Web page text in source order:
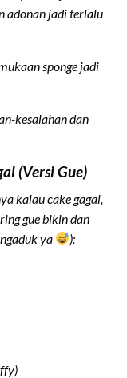
adonan jadi terlalu
sponge jadi
kesalahan dan
(Versi Gue)
kalau cake gagal,
gue bikin dan
ya
):